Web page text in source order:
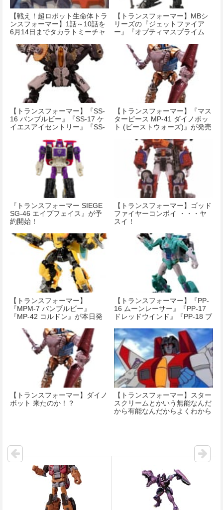
【戦え！超ロボット生命体トラ
ンスフォーマー】1話～10話を
6月14日までタカラトミーチャ
【トランスフォーマー】MBシ
リーズの『ジェットファイア
ー』『オプティマスプライム
日発売です！
【トランスフォーマー】『SS-
16 バンブルビー』『SS-17 ケ
イエスアイセントリー』『SS-
【トランスフォーマー】『マス
ターピース MP-41 ダイノボッ
ト (ビーストウォーズ)』が発売
『トランスフォーマー SIEGE
SG-46 エイプフェイス』が予
約開始！
【トランスフォーマー】ゴッド
ファイヤーコンボイ ・・・ヤ
スイ！
【トランスフォーマー】
『MPM-7 バンブルビー』
『MP-42 コルドン』が本日発
【トランスフォーマー】『PP-
16 ムーンレーサー』『PP-17
ドレッドウインド』『PP-18 ブ
ースクリーム』が発売開始！
【トランスフォーマー】ダイノ
ボット 来たのか！？
【トランスフォーマー】スター
スクリームとかいう無能なんだ
から有能なんだからよくわから